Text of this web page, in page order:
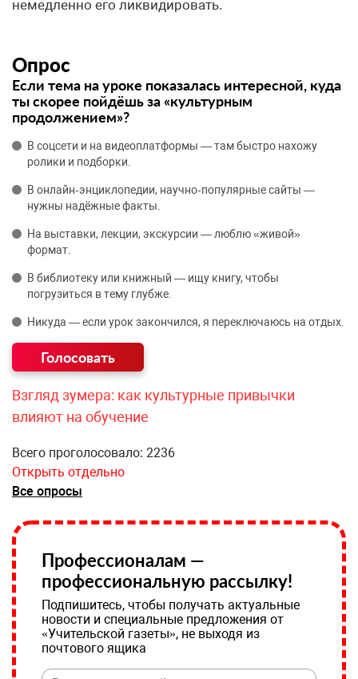
немедленно его ликвидировать.
Опрос
Если тема на уроке показалась интересной, куда
ты скорее пойдёшь за «культурным
продолжением»?
В соцсети и на видеоплатформы — там быстро нахожу
ролики и подборки.
В онлайн‑энциклопедии, научно‑популярные сайты —
нужны надёжные факты.
На выставки, лекции, экскурсии — люблю «живой»
формат.
В библиотеку или книжный — ищу книгу, чтобы
погрузиться в тему глубже.
Никуда — если урок закончился, я переключаюсь на отдых.
Взгляд зумера: как культурные привычки
влияют на обучение
Всего проголосовало: 2236
Открыть отдельно
Все опросы
Профессионалам —
профессиональную рассылку!
Подпишитесь, чтобы получать актуальные
новости и специальные предложения от
«Учительской газеты», не выходя из
почтового ящика